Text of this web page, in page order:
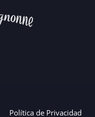
Política de Privacidad